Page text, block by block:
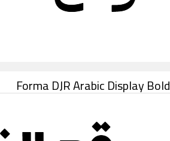
Forma DJR Arabic Display Bold